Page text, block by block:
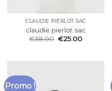
CLAUDIE PIERLOT SAC
claudie pierlot sac
€38.00 €25.00
Promo !